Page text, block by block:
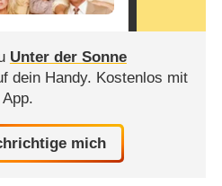
Unter der Sonne
dein Handy. Kostenlos mit
mich